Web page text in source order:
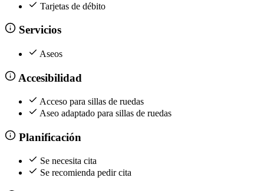
Tarjetas de débito
Servicios
Aseos
Accesibilidad
Acceso para sillas de ruedas
Aseo adaptado para sillas de ruedas
Planificación
Se necesita cita
Se recomienda pedir cita